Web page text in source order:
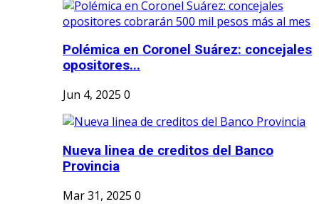
Polémica en Coronel Suárez: concejales
opositores...
Jun 4, 2025 0
Nueva linea de creditos del Banco
Provincia
Mar 31, 2025 0